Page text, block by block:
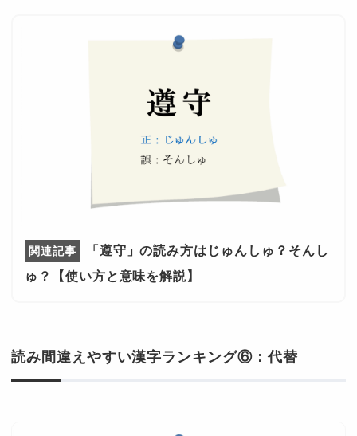
「遵守」の読み方はじゅんしゅ？そんし
ゅ？【使い方と意味を解説】
読み間違えやすい漢字ランキング⑥：代替